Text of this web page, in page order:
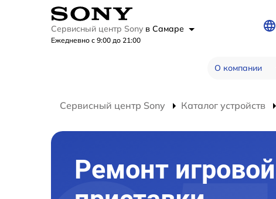
Сервисный центр Sony в Самаре
Ежедневно с 9:00 до 21:00
О компании
Сервисный центр Sony Каталог устройств
Ремонт игровой